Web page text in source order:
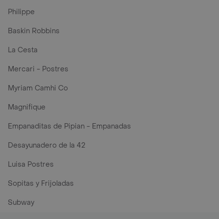
Philippe
Baskin Robbins
La Cesta
Mercari - Postres
Myriam Camhi Co
Magnifique
Empanaditas de Pipian - Empanadas
Desayunadero de la 42
Luisa Postres
Sopitas y Frijoladas
Subway